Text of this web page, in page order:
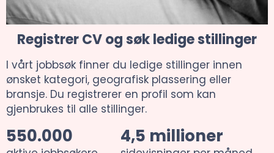
Registrer CV og søk ledige stillinger
I vårt jobbsøk finner du ledige stillinger innen
ønsket kategori, geografisk plassering eller
bransje. Du registrerer en profil som kan
gjenbrukes til alle stillinger.
550.000 4,5 millioner